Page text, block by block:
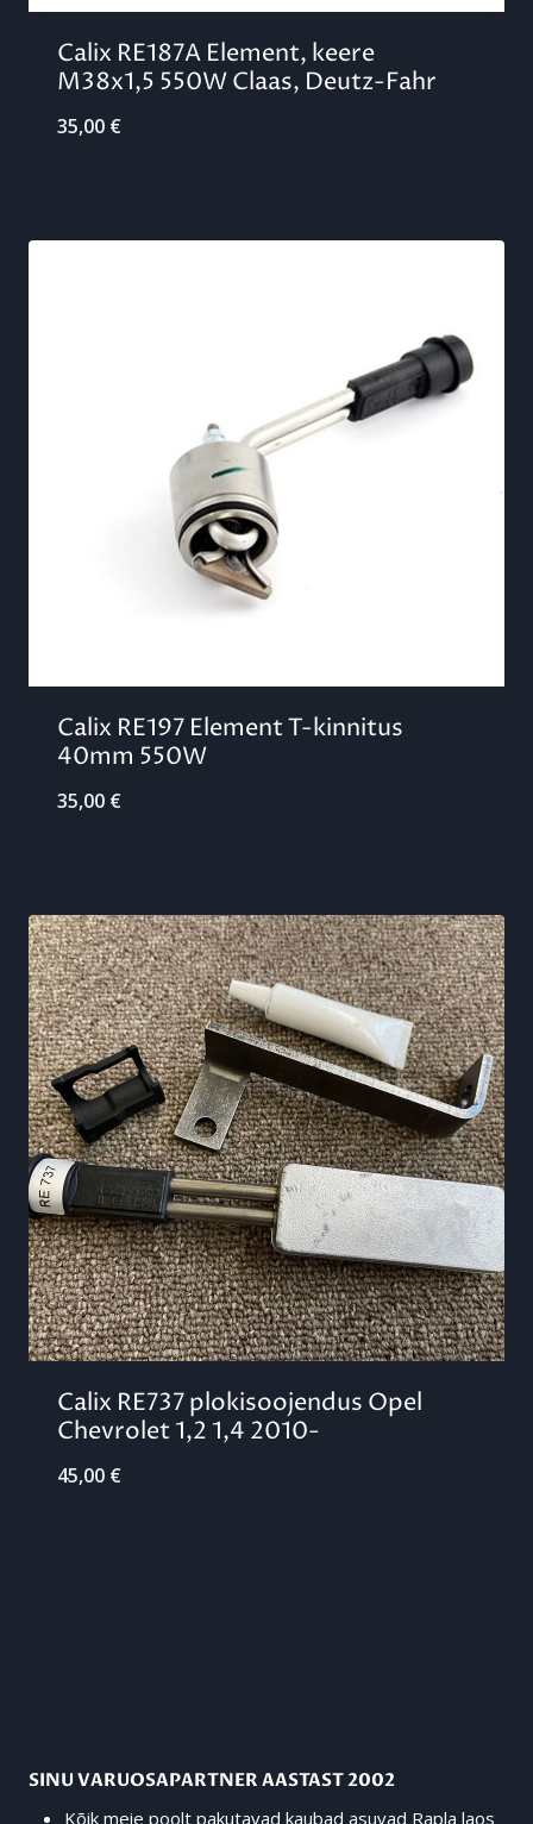
Calix RE187A Element, keere
M38x1,5 550W Claas, Deutz-Fahr
35,00 €
Calix RE197 Element T-kinnitus
40mm 550W
35,00 €
Calix RE737 plokisoojendus Opel
Chevrolet 1,2 1,4 2010-
45,00 €
SINU VARUOSAPARTNER AASTAST 2002
Kõik meie poolt pakutavad kaubad asuvad Rapla laos